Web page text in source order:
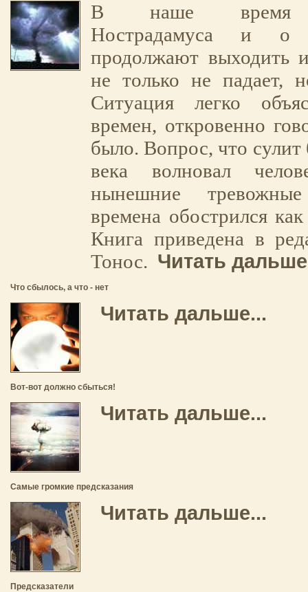
В наше время
Нострадамуса и о
продолжают выходить
не только не падает,
Ситуация легко
времен, откровенно
было. Вопрос, что сулит
века волновал
нынешние
времена обострился
Книга приведена в
Тонос. Читать
Что сбылось, а что - нет
Читать дальше...
Вот-вот должно сбыться!
Читать дальше...
Самые громкие предсказания
Читать дальше...
Предсказатели